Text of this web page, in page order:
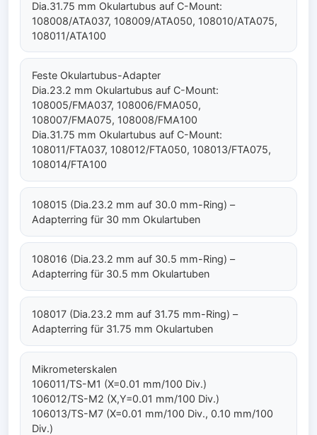
Dia.31.75 mm Okulartubus auf C-Mount:
108008/ATA037, 108009/ATA050, 108010/ATA075,
108011/ATA100
Feste Okulartubus-Adapter
Dia.23.2 mm Okulartubus auf C-Mount:
108005/FMA037, 108006/FMA050,
108007/FMA075, 108008/FMA100
Dia.31.75 mm Okulartubus auf C-Mount:
108011/FTA037, 108012/FTA050, 108013/FTA075,
108014/FTA100
108015 (Dia.23.2 mm auf 30.0 mm-Ring) –
Adapterring für 30 mm Okulartuben
108016 (Dia.23.2 mm auf 30.5 mm-Ring) –
Adapterring für 30.5 mm Okulartuben
108017 (Dia.23.2 mm auf 31.75 mm-Ring) –
Adapterring für 31.75 mm Okulartuben
Mikrometerskalen
106011/TS-M1 (X=0.01 mm/100 Div.)
106012/TS-M2 (X,Y=0.01 mm/100 Div.)
106013/TS-M7 (X=0.01 mm/100 Div., 0.10 mm/100
Div.)